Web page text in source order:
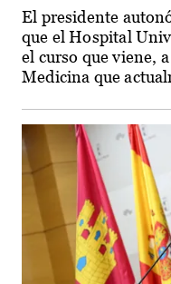
El presidente
que el Hospital
el curso que viene,
Medicina que